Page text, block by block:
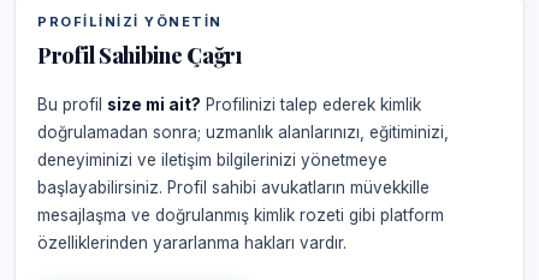
PROFILINIZI YÖNETIN
Profil Sahibine Çağrı
Bu profil size mi ait? Profilinizi talep ederek kimlik
doğrulamadan sonra; uzmanlık alanlarınızı, eğitiminizi,
deneyiminizi ve iletişim bilgilerinizi yönetmeye
başlayabilirsiniz. Profil sahibi avukatların müvekkille
mesajlaşma ve doğrulanmış kimlik rozeti gibi platform
özelliklerinden yararlanma hakları vardır.